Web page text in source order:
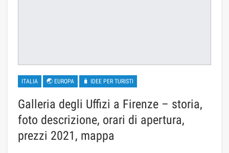
ITALIA 🌏 EUROPA 🧳 IDEE PER TURISTI
Galleria degli Uffizi a Firenze – storia,
foto descrizione, orari di apertura,
prezzi 2021, mappa